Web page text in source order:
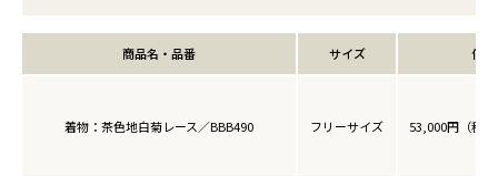
商品名・品番 サイズ 価格
着物：茶色地白菊レース／BBB490 フリーサイズ 53,000円（税